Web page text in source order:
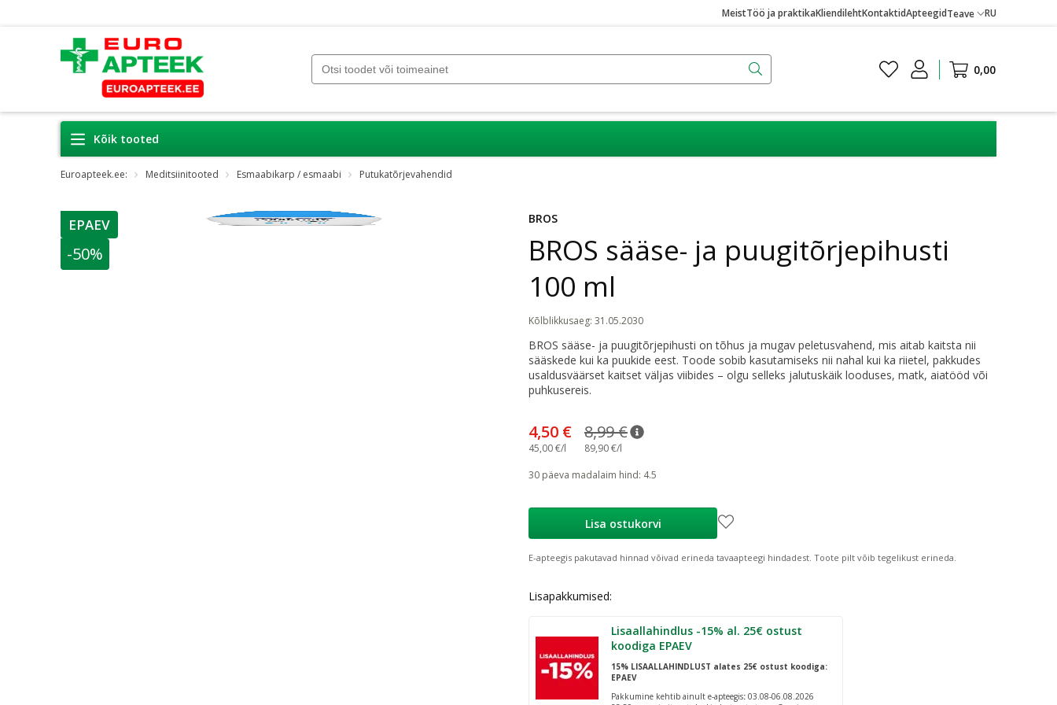
MeistTöö ja praktikaKliendilehtKontaktidApteegidTeave RU
0,00
Kõik tooted
Euroapteek.ee: Meditsiinitooted Esmaabikarp / esmaabi Putukatõrjevahendid
nõuanne
EPAEV
-50%
BROS
BROS sääse- ja puugitõrjepihusti
100 ml
Kõlblikkusaeg: 31.05.2030
BROS sääse- ja puugitõrjepihusti on tõhus ja mugav peletusvahend, mis aitab kaitsta nii
sääskede kui ka puukide eest. Toode sobib kasutamiseks nii nahal kui ka riietel, pakkudes
usaldusväärset kaitset väljas viibides – olgu selleks jalutuskäik looduses, matk, aiatööd või
puhkusereis.
8,99 €nõuanne
Tavaline hind
89,90 €/l
4,50 €
45,00 €/l
30 päeva madalaim hind: 4.5
Lisa ostukorvi
E-apteegis pakutavad hinnad võivad erineda tavaapteegi hindadest. Toote pilt võib tegelikust erineda.
Lisapakkumised:
Lisaallahindlus -15% al. 25€ ostust
koodiga EPAEV
15% LISAALLAHINDLUST alates 25€ ostust koodiga:
EPAEV
Pakkumine kehtib ainult e-apteegis: 03.08-06.08.2026